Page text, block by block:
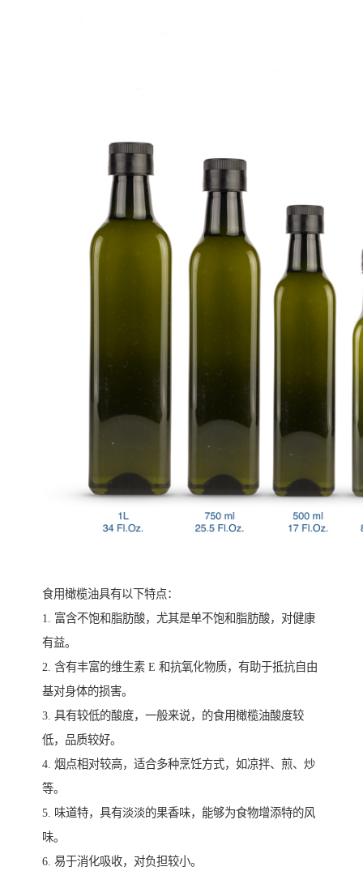
食用橄榄油具有以下特点：
1. 富含不饱和脂肪酸，尤其是单不饱和脂肪酸，对健康
有益。
2. 含有丰富的维生素 E 和抗氧化物质，有助于抵抗自由
基对身体的损害。
3. 具有较低的酸度，一般来说，的食用橄榄油酸度较
低，品质较好。
4. 烟点相对较高，适合多种烹饪方式，如凉拌、煎、炒
等。
5. 味道特，具有淡淡的果香味，能够为食物增添特的风
味。
6. 易于消化吸收，对负担较小。